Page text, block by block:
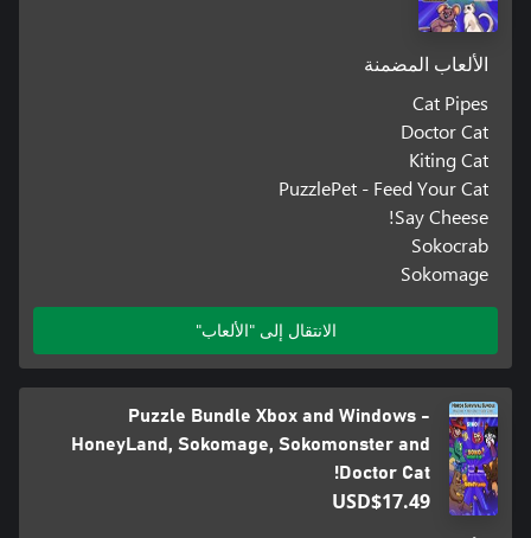
الألعاب المضمنة
Cat Pipes
Doctor Cat
Kiting Cat
PuzzlePet - Feed Your Cat
Say Cheese!
Sokocrab
Sokomage
الانتقال إلى "الألعاب"
Puzzle Bundle Xbox and Windows -
HoneyLand, Sokomage, Sokomonster and
Doctor Cat!
USD$17.49